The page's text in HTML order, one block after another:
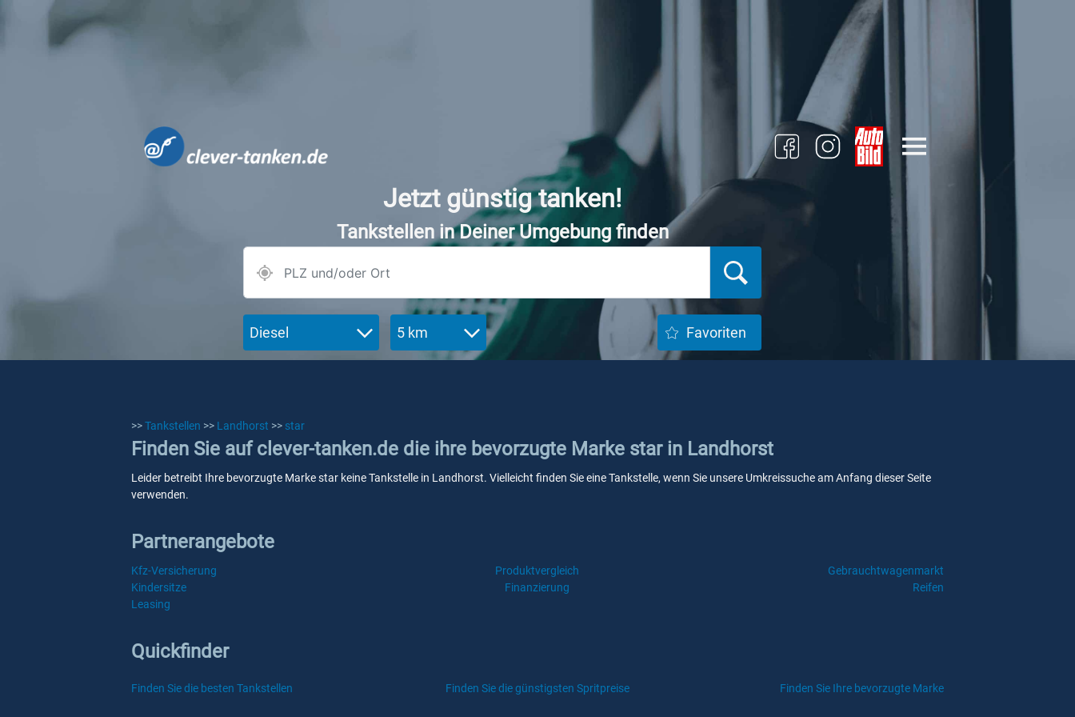
Jetzt günstig tanken!
Tankstellen in Deiner Umgebung finden
Diesel 5 km Favoriten
>>Tankstellen >> Landhorst >> star
Finden Sie auf clever-tanken.de die ihre bevorzugte Marke star in Landhorst
Leider betreibt Ihre bevorzugte Marke star keine Tankstelle in Landhorst. Vielleicht finden Sie eine Tankstelle, wenn Sie unsere Umkreissuche am Anfang dieser Seite
verwenden.
Partnerangebote
Kfz-Versicherung Produktvergleich
Gebrauchtwagenmarkt
Kindersitze
Finanzierung
Reifen
Leasing
Quickfinder
Finden Sie die besten Tankstellen Finden Sie die günstigsten Spritpreise Finden Sie Ihre bevorzugte Marke